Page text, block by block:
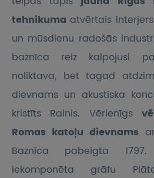
tehnikumaatvērtais
un mūsdienu radošās
baznīca reiz kalpojusi
noliktava, bet tagad
dievnams un akustiska
kristīts Rainis. Vērienīgs
Romas katoļu dievnams
Baznīca pabeigta
iekomponēta grāfu